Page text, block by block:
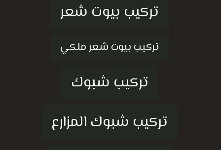
تركيب بيوت شعر
تركيب بيوت شعر ملكي
تركيب شبوك
تركيب شبوك المزارع